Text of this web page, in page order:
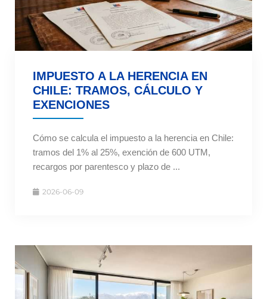
IMPUESTO A LA HERENCIA EN
CHILE: TRAMOS, CÁLCULO Y
EXENCIONES
Cómo se calcula el impuesto a la herencia en Chile:
tramos del 1% al 25%, exención de 600 UTM,
recargos por parentesco y plazo de ...
2026-06-09